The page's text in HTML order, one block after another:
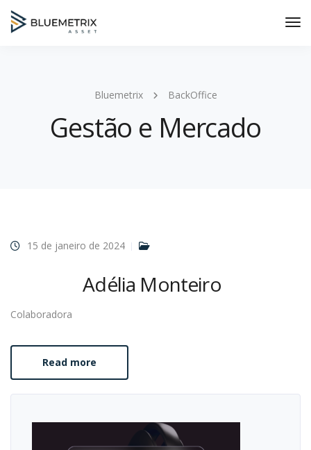
Bluemetrix BackOffice
Gestão e Mercado
15 de janeiro de 2024
Adélia Monteiro
Colaboradora
Read more